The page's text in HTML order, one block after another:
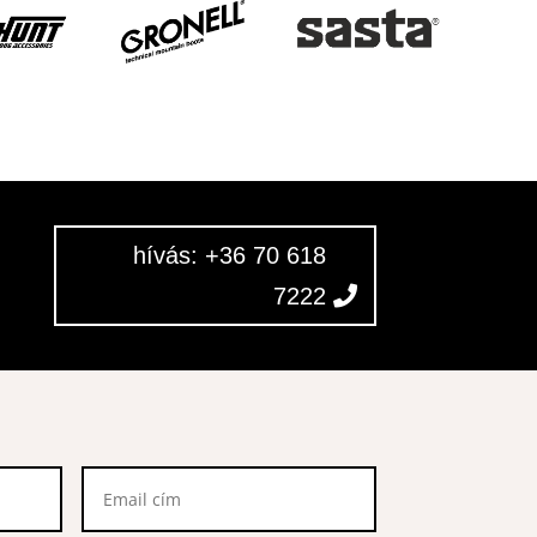
hívás: +36 70 618
7222